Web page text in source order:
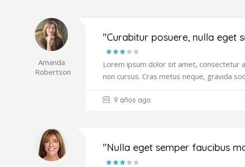
Amanda
Robertson
"Curabitur posuere, nulla eget
Lorem ipsum dolor sit amet, consectetur
non cursus. Cras metus neque, gravida
9 años ago
"Nulla eget semper faucibus